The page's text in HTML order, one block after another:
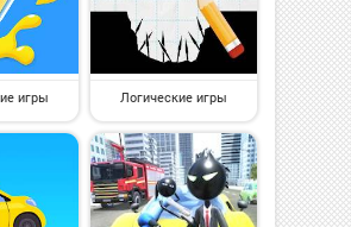
игры Логические игры